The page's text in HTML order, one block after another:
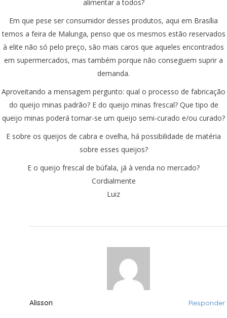
alimentar a todos?
Em que pese ser consumidor desses produtos, aqui em Brasília
temos a feira de Malunga, penso que os mesmos estão reservados
à elite não só pelo preço, são mais caros que aqueles encontrados
em supermercados, mas também porque não conseguem suprir a
demanda.
Aproveitando a mensagem pergunto: qual o processo de fabricação
do queijo minas padrão? E do queijo minas frescal? Que tipo de
queijo minas poderá tornar-se um queijo semi-curado e/ou curado?
E sobre os queijos de cabra e ovelha, há possibilidade de matéria
sobre esses queijos?
E o queijo frescal de búfala, já à venda no mercado?
Cordialmente
Luiz
Alisson Responder